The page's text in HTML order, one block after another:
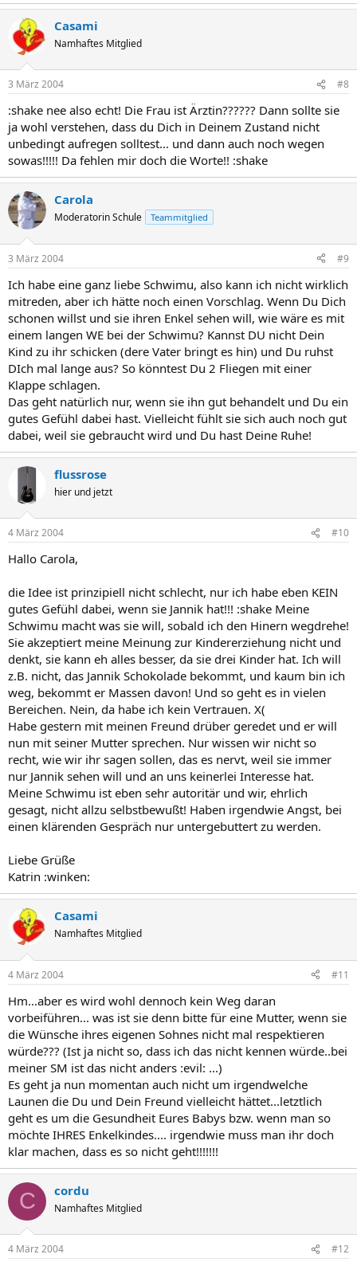
Casami
Namhaftes Mitglied
3 März 2004 #8
:shake nee also echt! Die Frau ist Ärztin?????? Dann sollte sie
ja wohl verstehen, dass du Dich in Deinem Zustand nicht
unbedingt aufregen solltest... und dann auch noch wegen
sowas!!!!! Da fehlen mir doch die Worte!! :shake
Carola
Moderatorin Schule Teammitglied
3 März 2004 #9
Ich habe eine ganz liebe Schwimu, also kann ich nicht wirklich
mitreden, aber ich hätte noch einen Vorschlag. Wenn Du Dich
schonen willst und sie ihren Enkel sehen will, wie wäre es mit
einem langen WE bei der Schwimu? Kannst DU nicht Dein
Kind zu ihr schicken (dere Vater bringt es hin) und Du ruhst
DIch mal lange aus? So könntest Du 2 Fliegen mit einer
Klappe schlagen.
Das geht natürlich nur, wenn sie ihn gut behandelt und Du ein
gutes Gefühl dabei hast. Vielleicht fühlt sie sich auch noch gut
dabei, weil sie gebraucht wird und Du hast Deine Ruhe!
flussrose
hier und jetzt
4 März 2004 #10
Hallo Carola,
die Idee ist prinzipiell nicht schlecht, nur ich habe eben KEIN
gutes Gefühl dabei, wenn sie Jannik hat!!! :shake Meine
Schwimu macht was sie will, sobald ich den Hinern wegdrehe!
Sie akzeptiert meine Meinung zur Kindererziehung nicht und
denkt, sie kann eh alles besser, da sie drei Kinder hat. Ich will
z.B. nicht, das Jannik Schokolade bekommt, und kaum bin ich
weg, bekommt er Massen davon! Und so geht es in vielen
Bereichen. Nein, da habe ich kein Vertrauen. X(
Habe gestern mit meinen Freund drüber geredet und er will
nun mit seiner Mutter sprechen. Nur wissen wir nicht so
recht, wie wir ihr sagen sollen, das es nervt, weil sie immer
nur Jannik sehen will und an uns keinerlei Interesse hat.
Meine Schwimu ist eben sehr autoritär und wir, ehrlich
gesagt, nicht allzu selbstbewußt! Haben irgendwie Angst, bei
einen klärenden Gespräch nur untergebuttert zu werden.
Liebe Grüße
Katrin :winken:
Casami
Namhaftes Mitglied
4 März 2004 #11
Hm...aber es wird wohl dennoch kein Weg daran
vorbeiführen... was ist sie denn bitte für eine Mutter, wenn sie
die Wünsche ihres eigenen Sohnes nicht mal respektieren
würde??? (Ist ja nicht so, dass ich das nicht kennen würde..bei
meiner SM ist das nicht anders :evil: ...)
Es geht ja nun momentan auch nicht um irgendwelche
Launen die Du und Dein Freund vielleicht hättet...letztlich
geht es um die Gesundheit Eures Babys bzw. wenn man so
möchte IHRES Enkelkindes.... irgendwie muss man ihr doch
klar machen, dass es so nicht geht!!!!!!!
C cordu
Namhaftes Mitglied
4 März 2004 #12